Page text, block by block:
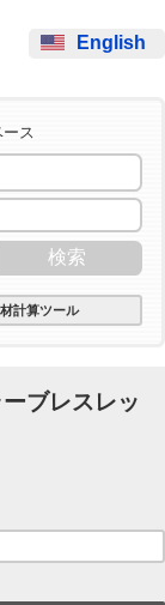
English
ス
計算ツール
ブレスレッ